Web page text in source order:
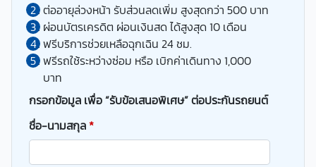
ต่ออายุล่วงหน้า รับส่วนลดเพิ่ม สูงสุดกว่า 500 บาท
ผ่อนบัตรเครดิต ผ่อนเงินสด ได้สูงสุด 10 เดือน
ฟรีบริการช่วยเหลือฉุกเฉิน 24 ชม.
ฟรีรถใช้ระหว่างซ่อม หรือ เบิกค่าเดินทาง 1,000
บาท
กรอกข้อมูล เพื่อ “รับข้อเสนอพิเศษ” ต่อประกันรถยนต์
ชื่อ-นามสกุล*